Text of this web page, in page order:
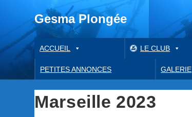
Gesma Plongée
ACCUEIL LE CLUB
PETITES ANNONCES GALERIE
Marseille 2023